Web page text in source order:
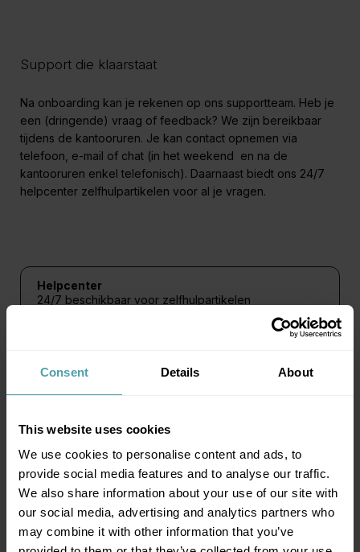
Consent Details About
This website uses cookies
We use cookies to personalise content and ads, to
provide social media features and to analyse our traffic.
We also share information about your use of our site with
our social media, advertising and analytics partners who
may combine it with other information that you’ve
Support die klaarstaat
Na onboarding kan je rekenen op ons supportteam. Heb je
een (dringende) vraag of feedback? We zijn bereikbaar
tijdens de kantooruren. Je kan contact opnemen via
telefoon, e-mail of chat (in het weekend en na de
kantooruren enkel telefonisch). Daarnaast biedt ons 24/7
helpcenter zelfhulpartikelen voor al je vragen.
Helpcenter
24/7 beschikbaar voor zelfhulpartikelen
Telefonische support
+32 51 76 00 50
E-mail en chat
voor snelle vragen op werkdagen
support@booku.be